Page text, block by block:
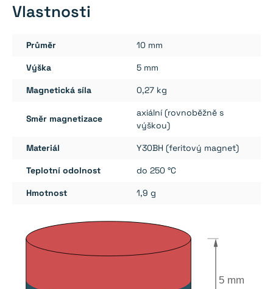
Vlastnosti
Průměr 10 mm
Výška 5 mm
Magnetická síla 0,27 kg
Směr magnetizace
axiální (rovnoběžně s
výškou)
Materiál Y30BH (feritový magnet)
Teplotní odolnost do 250 °C
Hmotnost 1,9 g
5 mm